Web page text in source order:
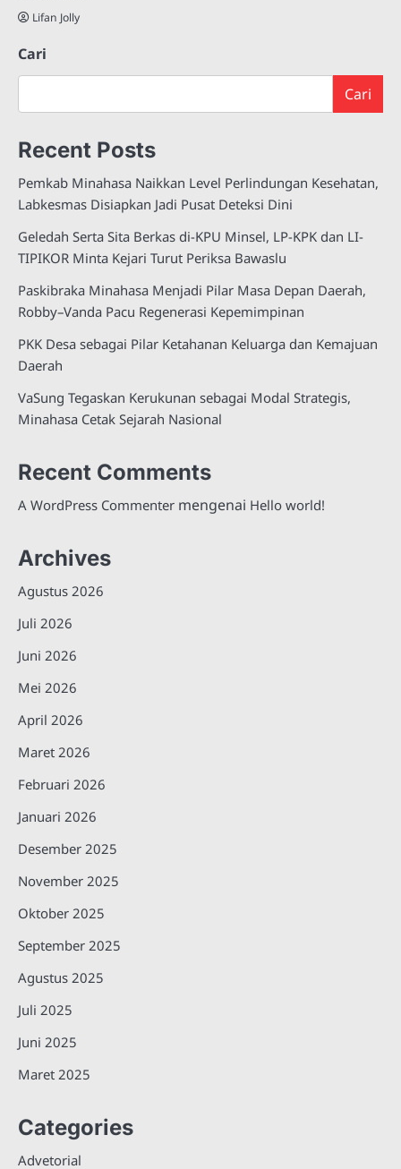
Lifan Jolly
Cari
Cari
Recent Posts
Pemkab Minahasa Naikkan Level Perlindungan Kesehatan,
Labkesmas Disiapkan Jadi Pusat Deteksi Dini
Geledah Serta Sita Berkas di-KPU Minsel, LP-KPK dan LI-
TIPIKOR Minta Kejari Turut Periksa Bawaslu
Paskibraka Minahasa Menjadi Pilar Masa Depan Daerah,
Robby–Vanda Pacu Regenerasi Kepemimpinan
PKK Desa sebagai Pilar Ketahanan Keluarga dan Kemajuan
Daerah
VaSung Tegaskan Kerukunan sebagai Modal Strategis,
Minahasa Cetak Sejarah Nasional
Recent Comments
A WordPress Commenter mengenai Hello world!
Archives
Agustus 2026
Juli 2026
Juni 2026
Mei 2026
April 2026
Maret 2026
Februari 2026
Januari 2026
Desember 2025
November 2025
Oktober 2025
September 2025
Agustus 2025
Juli 2025
Juni 2025
Maret 2025
Categories
Advetorial